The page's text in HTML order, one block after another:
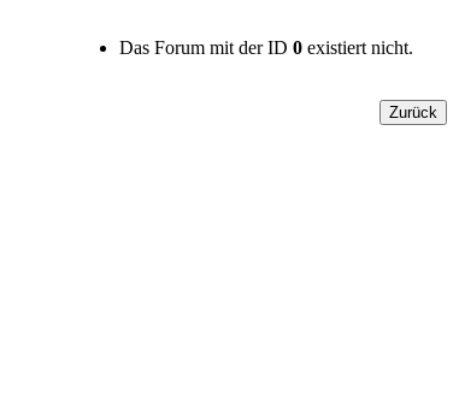
Das Forum mit der ID 0existiert nicht.